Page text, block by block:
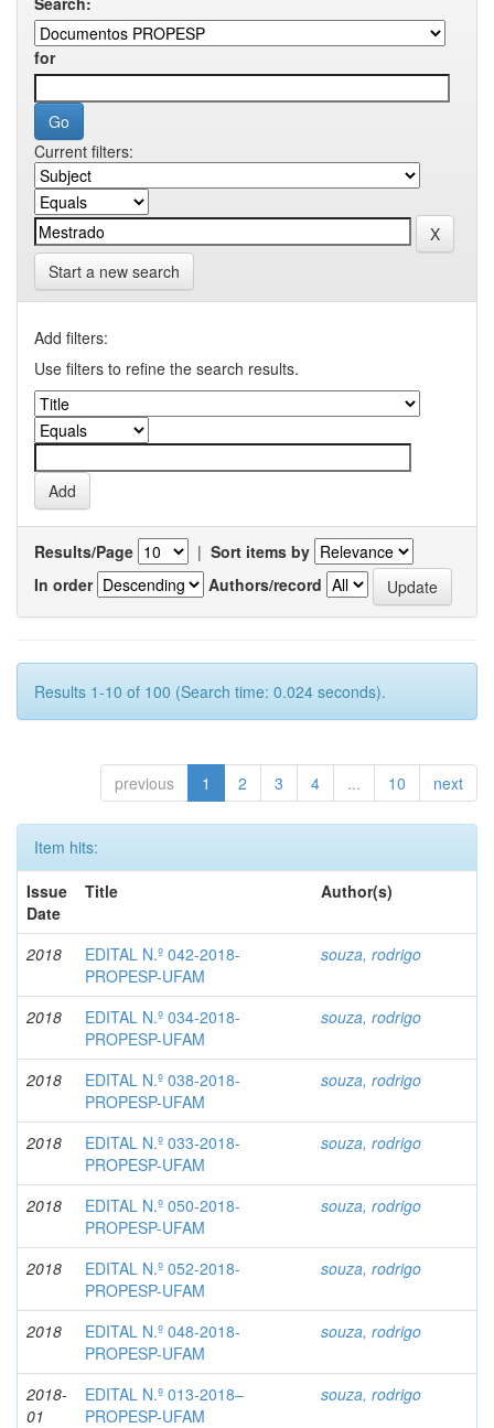
for
Current filters:
Start a new search
Add filters:
Use filters to refine the search results.
Results/Page | Sort items by
In order
Authors/record
Results 1-10 of 100 (Search time: 0.024 seconds).
previous 1 2 3 4 ... 10 next
Item hits:
Issue
Date
Title Author(s)
2018
EDITAL N.º 042-2018-
PROPESP-UFAM
souza, rodrigo
2018
EDITAL N.º 034-2018-
PROPESP-UFAM
souza, rodrigo
2018
EDITAL N.º 038-2018-
PROPESP-UFAM
souza, rodrigo
2018
EDITAL N.º 033-2018-
PROPESP-UFAM
souza, rodrigo
2018
EDITAL N.º 050-2018-
PROPESP-UFAM
souza, rodrigo
2018
EDITAL N.º 052-2018-
PROPESP-UFAM
souza, rodrigo
2018
EDITAL N.º 048-2018-
PROPESP-UFAM
souza, rodrigo
2018-
01
EDITAL N.º 013-2018–
PROPESP-UFAM
souza, rodrigo